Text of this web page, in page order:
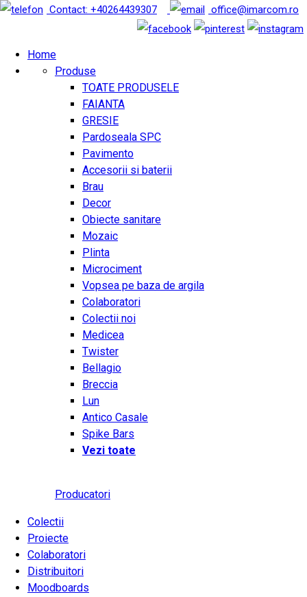
Contact: +40264439307 office@imarcom.ro
Home
Produse
TOATE PRODUSELE
FAIANTA
GRESIE
Pardoseala SPC
Pavimento
Accesorii si baterii
Brau
Decor
Obiecte sanitare
Mozaic
Plinta
Microciment
Vopsea pe baza de argila
Colaboratori
Colectii noi
Medicea
Twister
Bellagio
Breccia
Lun
Antico Casale
Spike Bars
Vezi toate
Producatori
Colectii
Proiecte
Colaboratori
Distribuitori
Moodboards